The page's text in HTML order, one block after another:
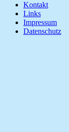
Kontakt
Links
Impressum
Datenschutz